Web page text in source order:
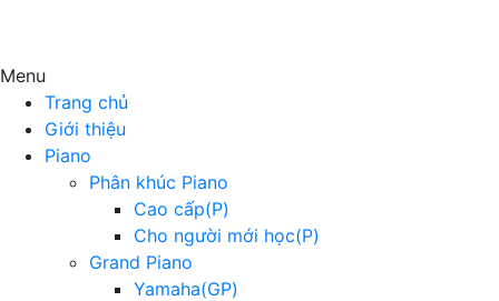
Menu
Trang chủ
Giới thiệu
Piano
Phân khúc Piano
Cao cấp(P)
Cho người mới học(P)
Grand Piano
Yamaha(GP)